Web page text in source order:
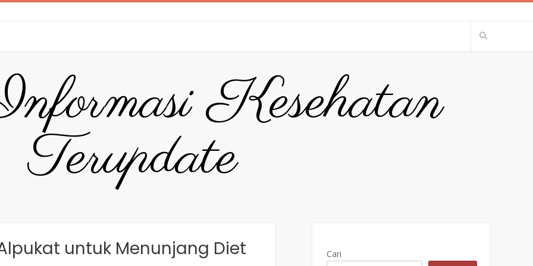
Kesehatan
Terupdate
untuk Menunjang Diet Cari